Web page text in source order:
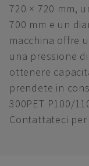
720 × 720 mm,
700 mm e un
macchina offre
una pressione
ottenere
prendete in
300PET P100/
Contattateci